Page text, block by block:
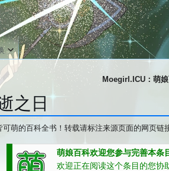
Moegirl.ICU：萌
之日
萌的百科全书！转载请标注来源页面的网页链
萌娘百科欢迎您参与完善本
欢迎正在阅读这个条目的您协